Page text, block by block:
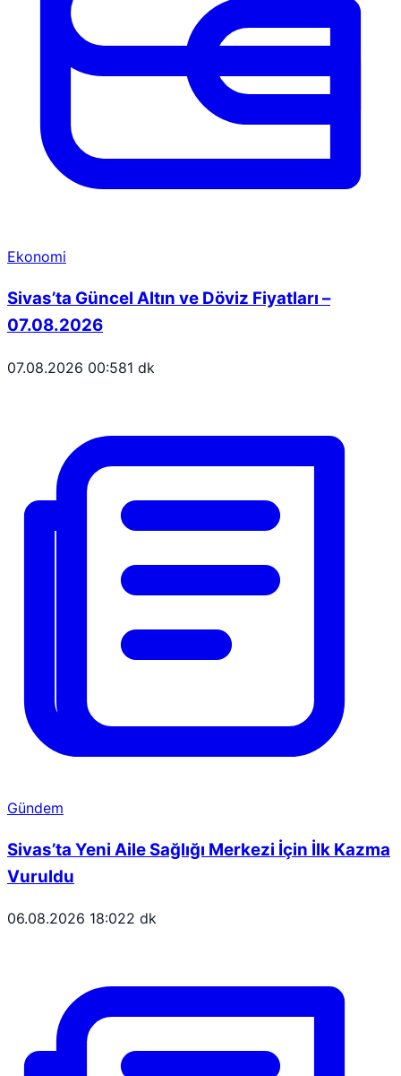
Ekonomi
Sivas’ta Güncel Altın ve Döviz Fiyatları –
07.08.2026
07.08.2026 00:581 dk
Gündem
Sivas’ta Yeni Aile Sağlığı Merkezi İçin İlk Kazma
Vuruldu
06.08.2026 18:022 dk